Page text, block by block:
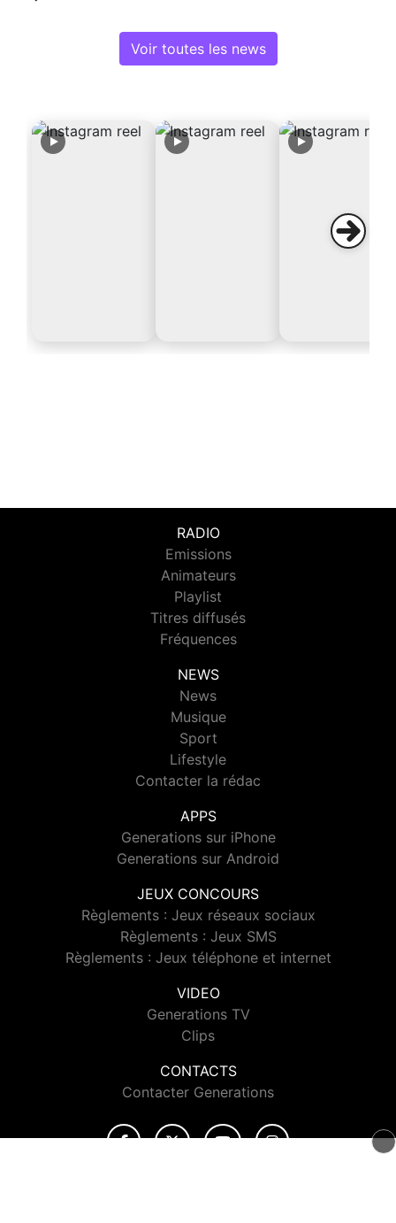
Voir toutes les news
RADIO
Emissions
Animateurs
Playlist
Titres diffusés
Fréquences
NEWS
News
Musique
Sport
Lifestyle
Contacter la rédac
APPS
Generations sur iPhone
Generations sur Android
JEUX CONCOURS
Règlements : Jeux réseaux sociaux
Règlements : Jeux SMS
Règlements : Jeux téléphone et internet
VIDEO
Generations TV
Clips
CONTACTS
Contacter Generations